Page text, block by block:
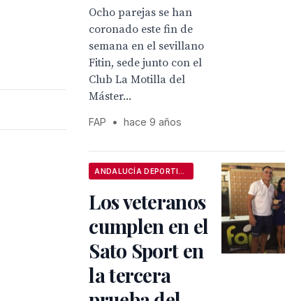
Ocho parejas se han
coronado este fin de
semana en el sevillano
Fitin, sede junto con el
Club La Motilla del
Máster...
FAP • hace 9 años
Los veteranos
cumplen en el
Sato Sport en
la tercera